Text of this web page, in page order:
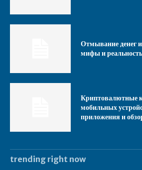
Отмывание денег
мифы и реальность
Криптовалютные
мобильных
приложения и
trending right now